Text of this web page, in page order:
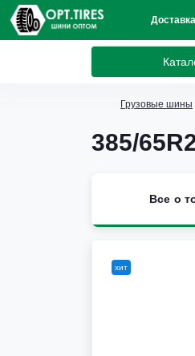
Грузовые шины
385/
Все о
хит